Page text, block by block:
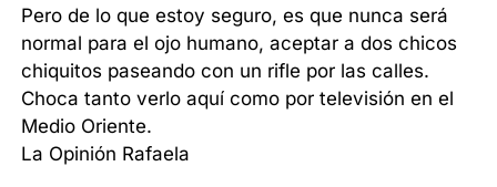
Pero de lo que estoy seguro, es que nunca será
normal para el ojo humano, aceptar a dos chicos
chiquitos paseando con un rifle por las calles.
Choca tanto verlo aquí como por televisión en el
Medio Oriente.
La Opinión Rafaela